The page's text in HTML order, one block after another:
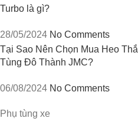
Turbo là gì?
28/05/2024 No Comments
Tại Sao Nên Chọn Mua Heo
Tùng Đô Thành JMC?
06/08/2024 No Comments
Phụ tùng xe